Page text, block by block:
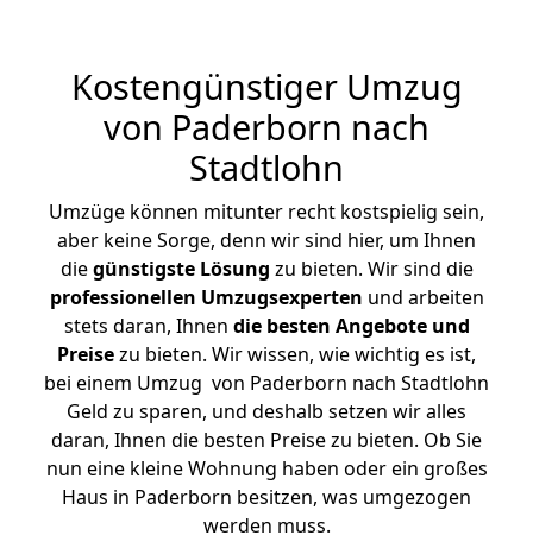
Kostengünstiger Umzug
von Paderborn nach
Stadtlohn
Umzüge können mitunter recht kostspielig sein,
aber keine Sorge, denn wir sind hier, um Ihnen
diegünstigste Lösung zu bieten. Wir sind die
professionellen Umzugsexperten und arbeiten
stets daran, Ihnen die besten Angebote und
Preisezu bieten. Wir wissen, wie wichtig es ist,
bei einem Umzug von Paderborn nach Stadtlohn
Geld zu sparen, und deshalb setzen wir alles
daran, Ihnen die besten Preise zu bieten. Ob Sie
nun eine kleine Wohnung haben oder ein großes
Haus in Paderborn besitzen, was umgezogen
werden muss.